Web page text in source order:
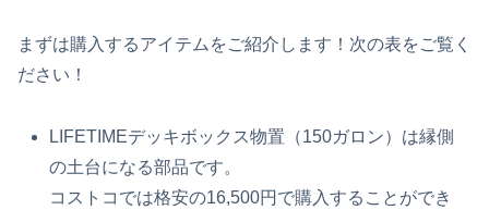
まずは購入するアイテムをご紹介します！次の表をご覧く
ださい！
LIFETIMEデッキボックス物置（150ガロン）は縁側
の土台になる部品です。
コストコでは格安の16,500円で購入することができ